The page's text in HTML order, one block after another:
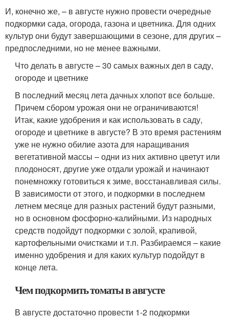
И, конечно же, – в августе нужно провести очередные
подкормки сада, огорода, газона и цветника. Для одних
культур они будут завершающими в сезоне, для других –
предпоследними, но не менее важными.
Что делать в августе – 30 самых важных дел в саду,
огороде и цветнике
В последний месяц лета дачных хлопот все больше.
Причем сбором урожая они не ограничиваются!
Итак, какие удобрения и как использовать в саду,
огороде и цветнике в августе? В это время растениям
уже не нужно обилие азота для наращивания
вегетативной массы – одни из них активно цветут или
плодоносят, другие уже отдали урожай и начинают
понемножку готовиться к зиме, восстанавливая силы.
В зависимости от этого, и подкормки в последнем
летнем месяце для разных растений будут разными,
но в основном фосфорно-калийными. Из народных
средств подойдут подкормки с золой, крапивой,
картофельными очистками и т.п. Разбираемся – какие
именно удобрения и для каких культур подойдут в
конце лета.
Чем подкормить томаты в августе
В августе достаточно провести 1-2 подкормки